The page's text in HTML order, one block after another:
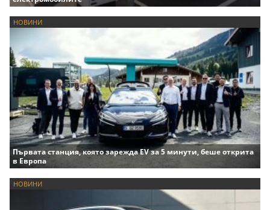
НОВИНИ
Първата станция, която зарежда EV за 5 минути, беше открита
в Европа
НОВИНИ